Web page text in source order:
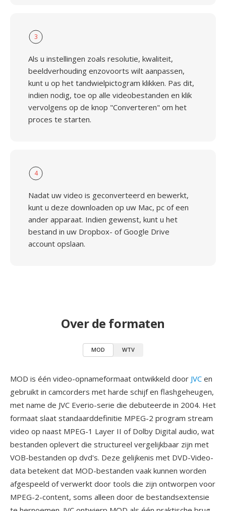
3
Als u instellingen zoals resolutie, kwaliteit,
beeldverhouding enzovoorts wilt aanpassen,
kunt u op het tandwielpictogram klikken. Pas dit,
indien nodig, toe op alle videobestanden en klik
vervolgens op de knop "Converteren" om het
proces te starten.
4
Nadat uw video is geconverteerd en bewerkt,
kunt u deze downloaden op uw Mac, pc of een
ander apparaat. Indien gewenst, kunt u het
bestand in uw Dropbox- of Google Drive
account opslaan.
Over de formaten
MOD WTV
MOD is één video-opnameformaat ontwikkeld door JVC en
gebruikt in camcorders met harde schijf en flashgeheugen,
met name de JVC Everio-serie die debuteerde in 2004. Het
formaat slaat standaarddefinitie MPEG-2 program stream
video op naast MPEG-1 Layer II of Dolby Digital audio, wat
bestanden oplevert die structureel vergelijkbaar zijn met
VOB-bestanden op dvd's. Deze gelijkenis met DVD-Video-
data betekent dat MOD-bestanden vaak kunnen worden
afgespeeld of verwerkt door tools die zijn ontworpen voor
MPEG-2-content, soms alleen door de bestandsextensie